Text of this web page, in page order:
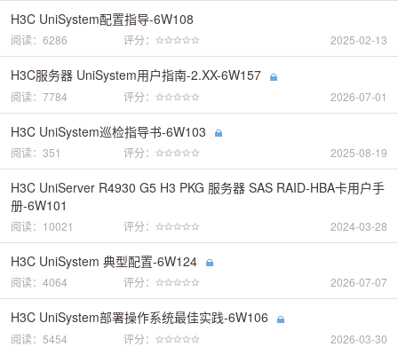
H3C UniSystem配置指导-6W108
阅读：6286 评分： 2025-02-13
H3C服务器 UniSystem用户指南-2.XX-6W157
阅读：7784 评分： 2026-07-01
H3C UniSystem巡检指导书-6W103
阅读：351 评分： 2025-08-19
H3C UniServer R4930 G5 H3 PKG 服务器 SAS RAID-HBA卡用户手
册-6W101
阅读：10021 评分： 2024-03-28
H3C UniSystem 典型配置-6W124
阅读：4064 评分： 2026-07-07
H3C UniSystem部署操作系统最佳实践-6W106
阅读：5454 评分： 2026-03-30